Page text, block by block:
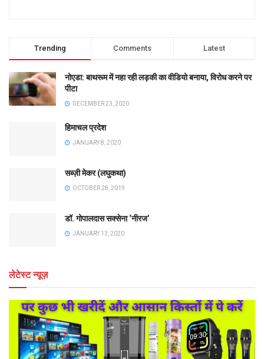
Trending Comments Latest
नोएडा: बाथरूम में नहा रही लड़की का वीडियो बनाया, विरोध करने पर
पीटा
DECEMBER 23, 2020
हिमाचल प्रदेश
JANUARY 8, 2020
सब्ज़ी मेकर (लघुकथा)
OCTOBER 28, 2019
डॉ. गोपालदास सक्सेना ‘नीरज’
JANUARY 13, 2020
लेटेस्ट न्यूज़